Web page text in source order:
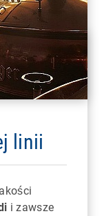
linii
i zawsze